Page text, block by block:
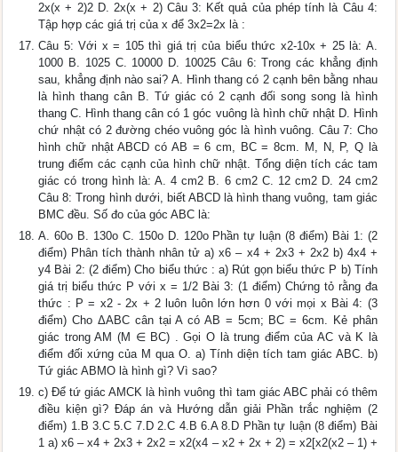
2x(x + 2)2 D. 2x(x + 2) Câu 3: Kết quả của phép tính là Câu 4:
Tập hợp các giá trị của x để 3x2=2x là :
Câu 5: Với x = 105 thì giá trị của biểu thức x2-10x + 25 là: A.
1000 B. 1025 C. 10000 D. 10025 Câu 6: Trong các khẳng định
sau, khẳng định nào sai? A. Hình thang có 2 cạnh bên bằng nhau
là hình thang cân B. Tứ giác có 2 cạnh đối song song là hình
thang C. Hình thang cân có 1 góc vuông là hình chữ nhật D. Hình
chứ nhật có 2 đường chéo vuông góc là hình vuông. Câu 7: Cho
hình chữ nhật ABCD có AB = 6 cm, BC = 8cm. M, N, P, Q là
trung điểm các cạnh của hình chữ nhật. Tổng diện tích các tam
giác có trong hình là: A. 4 cm2 B. 6 cm2 C. 12 cm2 D. 24 cm2
Câu 8: Trong hình dưới, biết ABCD là hình thang vuông, tam giác
BMC đều. Số đo của góc ABC là:
A. 60o B. 130o C. 150o D. 120o Phần tự luận (8 điểm) Bài 1: (2
điểm) Phân tích thành nhân tử a) x6 – x4 + 2x3 + 2x2 b) 4x4 +
y4 Bài 2: (2 điểm) Cho biểu thức : a) Rút gọn biểu thức P b) Tính
giá trị biểu thức P với x = 1/2 Bài 3: (1 điểm) Chứng tỏ rằng đa
thức : P = x2 - 2x + 2 luôn luôn lớn hơn 0 với mọi x Bài 4: (3
điểm) Cho ΔABC cân tại A có AB = 5cm; BC = 6cm. Kẻ phân
giác trong AM (M ∈ BC) . Gọi O là trung điểm của AC và K là
điểm đối xứng của M qua O. a) Tính diện tích tam giác ABC. b)
Tứ giác ABMO là hình gì? Vì sao?
c) Để tứ giác AMCK là hình vuông thì tam giác ABC phải có thêm
điều kiện gì? Đáp án và Hướng dẫn giải Phần trắc nghiệm (2
điểm) 1.B 3.C 5.C 7.D 2.C 4.B 6.A 8.D Phần tự luận (8 điểm) Bài
1 a) x6 – x4 + 2x3 + 2x2 = x2(x4 – x2 + 2x + 2) = x2[x2(x2 – 1) +